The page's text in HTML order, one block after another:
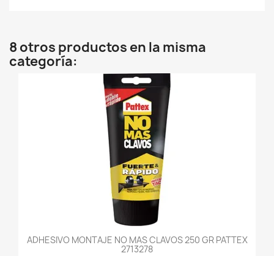
8 otros productos en la misma
categoría:
ADHESIVO MONTAJE NO MAS CLAVOS 250 GR PATTEX
2713278